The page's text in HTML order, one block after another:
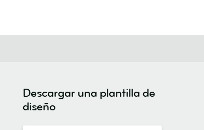
Descargar una plantilla de
diseño